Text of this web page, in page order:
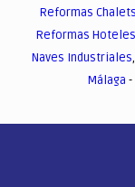
Reformas Chalets
Reformas Hoteles
Naves Industriales,
Málaga -